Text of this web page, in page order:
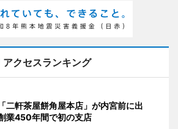
アクセスランキング
二軒茶屋餅角屋本店」が内宮前に出
業450年間で初の支店